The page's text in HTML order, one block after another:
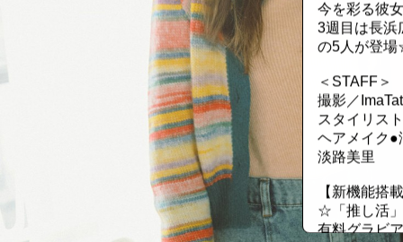
今を彩る彼
3週目は長浜
の5人が登
＜STAFF＞
撮影／
スタイリス
ヘアメイク●
淡路美里
【新機能搭
☆「推し活
有料グラビ